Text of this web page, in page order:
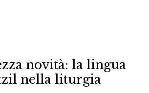
novità: la lingua
nella liturgia